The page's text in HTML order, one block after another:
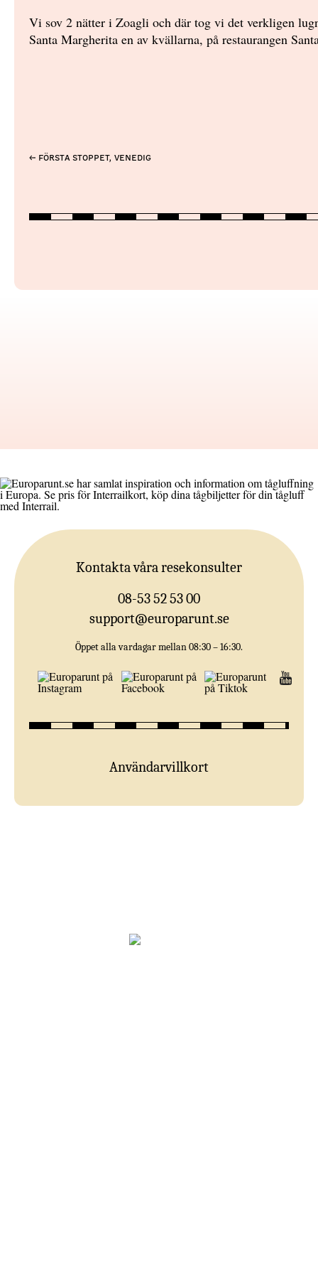
Vi sov 2 nätter i Zoagli och där tog vi det verkligen
Santa Margherita en av kvällarna, på restaurangen
← Första stoppet, Venedig
Kontakta våra resekonsulter
08-53 52 53 00
support@europarunt.se
Öppet alla vardagar mellan 08:30 – 16:30.
Användarvillkort